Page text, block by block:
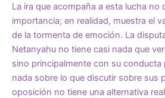
La ira que acompaña a esta lucha no
importancia; en realidad, muestra el
de la tormenta de emoción. La
Netanyahu no tiene casi nada que
sino principalmente con su conducta
nada sobre lo que discutir sobre sus
oposición no tiene una alternativa